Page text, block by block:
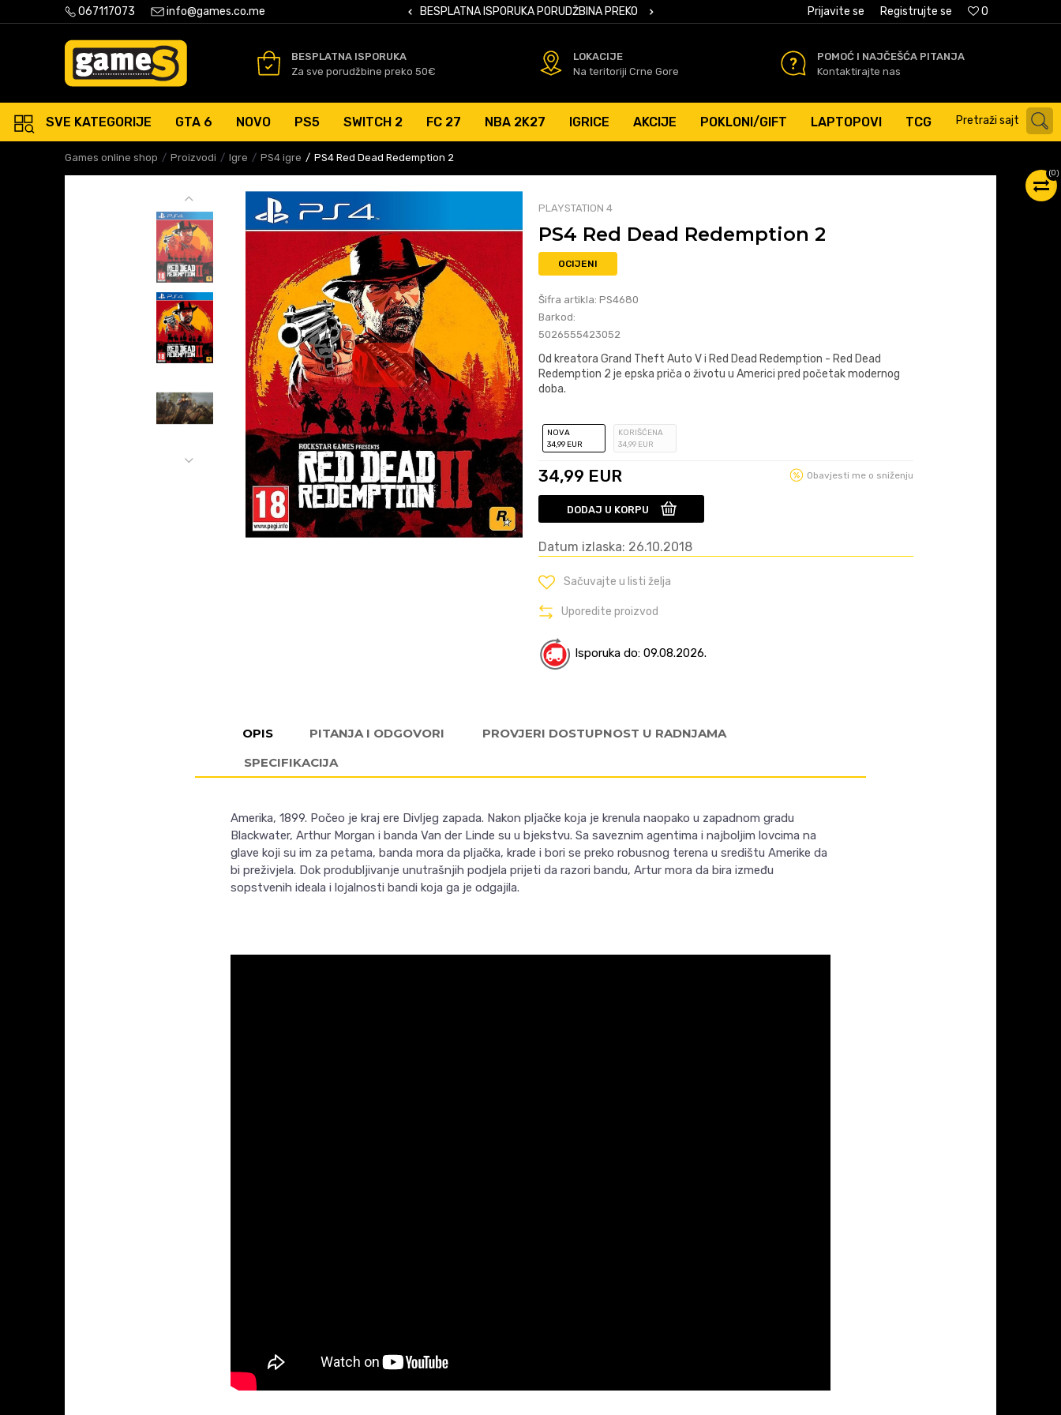
067117073 info@games.co.me
ISPORUKA PORUDŽBINA PREKO 50 EURSIGURNO PLAĆANJE PLATNIM KARTICAMA BESPLATNA ISPORUKA PORUDŽBINA PREKO 50 EURSIGURNO PLAĆANJE PLATNIM KARTICAMA 0
Prijavite se Registrujte se
BESPLATNA ISPORUKA
Za sve porudžbine preko 50€
LOKACIJE
Na teritoriji Crne Gore
POMOĆ I NAJČEŠĆA PITANJA
Kontaktirajte nas
SVE KATEGORIJE GTA 6 NOVO PS5 SWITCH 2 FC 27 NBA 2K27 IGRICE AKCIJE POKLONI/GIFT LAPTOPOVI TCG Pretraži sajt
Games online shop Proizvodi Igre PS4 igre PS4 Red Dead Redemption 2
(0)
PLAYSTATION 4
PS4 Red Dead Redemption 2
OCIJENI
Šifra artikla: PS4680
Barkod:
5026555423052
Od kreatora Grand Theft Auto V i Red Dead Redemption - Red Dead
Redemption 2 je epska priča o životu u Americi pred početak modernog
doba.
NOVA
34,99 EUR
KORIŠĆENA
34,99 EUR
34,99 EUR Obavjesti me o sniženju
DODAJ U KORPU
Datum izlaska: 26.10.2018
Sačuvajte u listi želja
Uporedite proizvod
Isporuka do: 09.08.2026.
OPIS PITANJA I ODGOVORI
PROVJERI DOSTUPNOST U RADNJAMA
SPECIFIKACIJA
Amerika, 1899. Počeo je kraj ere Divljeg zapada. Nakon pljačke koja je krenula naopako u zapadnom gradu
Blackwater, Arthur Morgan i banda Van der Linde su u bjekstvu. Sa saveznim agentima i najboljim lovcima na
glave koji su im za petama, banda mora da pljačka, krade i bori se preko robusnog terena u središtu Amerike da
bi preživjela. Dok produbljivanje unutrašnjih podjela prijeti da razori bandu, Artur mora da bira između
sopstvenih ideala i lojalnosti bandi koja ga je odgajila.